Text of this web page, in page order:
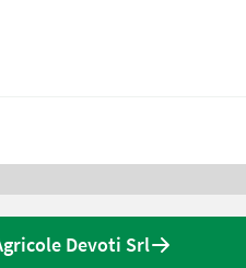
Devoti Srl